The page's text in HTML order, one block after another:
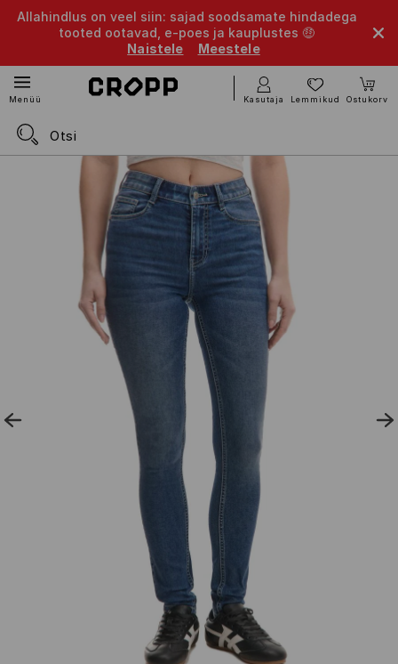
Allahindlus on veel siin: sajad soodsamate hindadega
tooted ootavad, e-poes ja kauplustes 🤑
Naistele
Meestele
Menüü Kasutaja Lemmikud Ostukorv